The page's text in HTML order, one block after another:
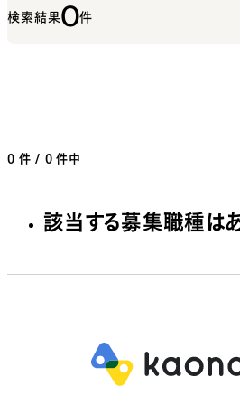
検索結果0件
0 件 / 0 件中
該当する募集職種はあ